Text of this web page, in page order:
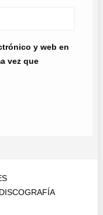
y web en
vez que
DISCOGRAFÍA